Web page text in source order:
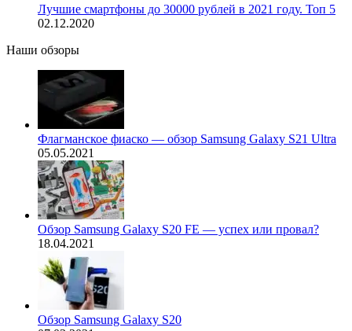
Лучшие смартфоны до 30000 рублей в 2021 году. Топ 5
02.12.2020
Наши обзоры
Флагманское фиаско — обзор Samsung Galaxy S21 Ultra
05.05.2021
Обзор Samsung Galaxy S20 FE — успех или провал?
18.04.2021
Обзор Samsung Galaxy S20